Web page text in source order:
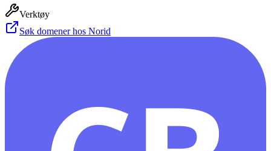
Verktøy
Søk domener hos Norid